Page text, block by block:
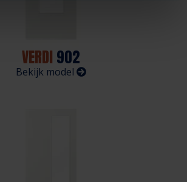
VERDI 902
Bekijk model